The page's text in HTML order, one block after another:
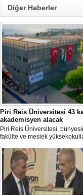
Diğer Haberler
Piri Reis Üniversitesi 43
akademisyen alacak
Piri Reis Üniversitesi,
fakülte ve meslek
görevlendirilmek üzere
akademisyen alımı
Başvurular 10 Ağustos 2026
kadar devam edecek.